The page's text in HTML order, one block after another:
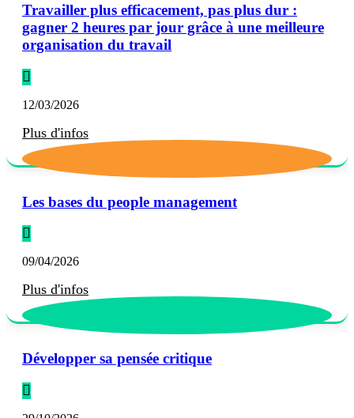
Travailler plus efficacement, pas plus dur :
gagner 2 heures par jour grâce à une meilleure
organisation du travail
12/03/2026
Plus d'infos
Les bases du people management
09/04/2026
Plus d'infos
Développer sa pensée critique